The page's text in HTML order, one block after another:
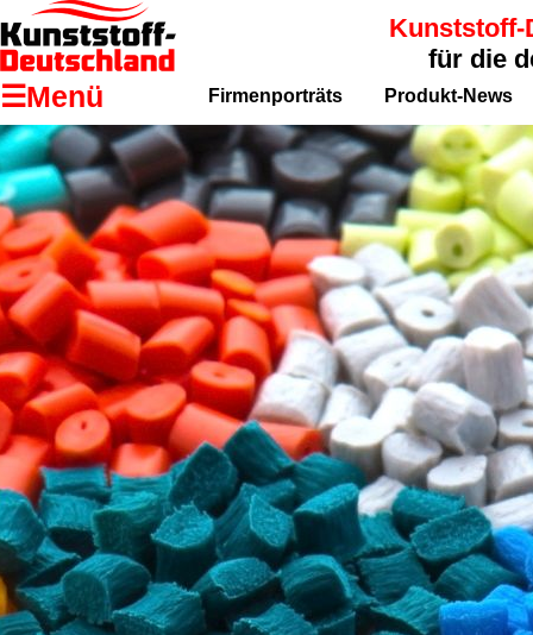
Kunststoff-
für die
☰Menü Firmenporträts Produkt-News